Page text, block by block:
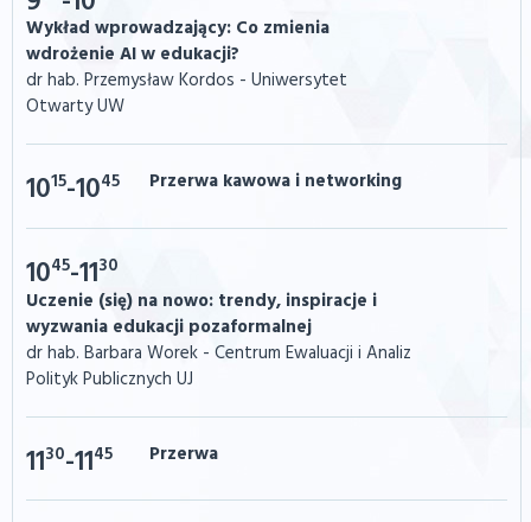
Wykład wprowadzający: Co zmienia
wdrożenie AI w edukacji?
dr hab. Przemysław Kordos - Uniwersytet
Otwarty UW
1015-1045 Przerwa kawowa i networking
1045-1130
Uczenie (się) na nowo: trendy, inspiracje i
wyzwania edukacji pozaformalnej
dr hab. Barbara Worek - Centrum Ewaluacji i Analiz
Polityk Publicznych UJ
1130-1145 Przerwa